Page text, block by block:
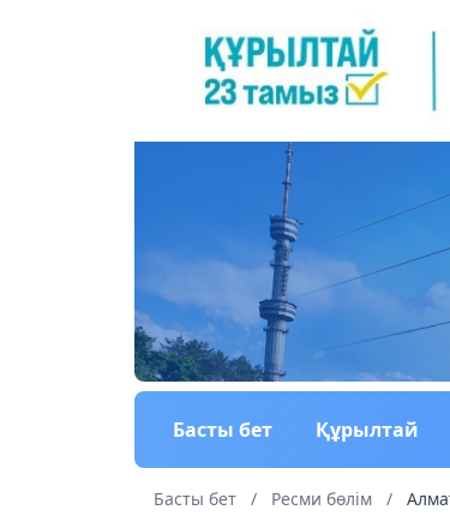
Басты бет Құрылтай
Басты бет / Ресми бөлім /